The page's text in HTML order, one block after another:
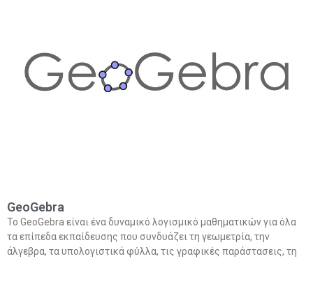
GeoGebra
Το GeoGebra είναι ένα δυναμικό λογισμικό μαθηματικών για όλα
τα επίπεδα εκπαίδευσης που συνδυάζει τη γεωμετρία, την
άλγεβρα, τα υπολογιστικά φύλλα, τις γραφικές παράστασεις, τη